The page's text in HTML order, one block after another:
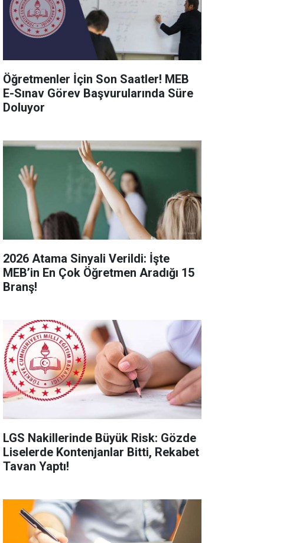
Öğretmenler İçin Son Saatler! MEB
E-Sınav Görev Başvurularında Süre
Doluyor
2026 Atama Sinyali Verildi: İşte
MEB’in En Çok Öğretmen Aradığı 15
Branş!
LGS Nakillerinde Büyük Risk: Gözde
Liselerde Kontenjanlar Bitti, Rekabet
Tavan Yaptı!